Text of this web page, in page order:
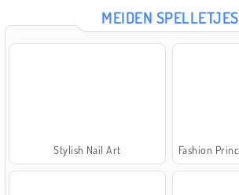
MEIDEN SPELLETJES
Stylish Nail Art